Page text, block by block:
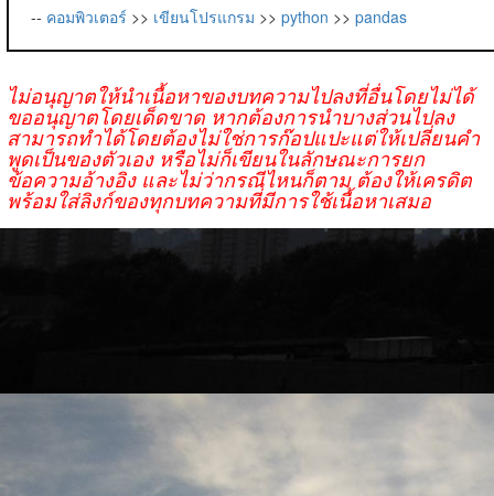
-- คอมพิวเตอร์ >> เขียนโปรแกรม >> python >> pandas
ไม่อนุญาตให้นำเนื้อหาของบทความไปลงที่อื่นโดยไม่ได้
ขออนุญาตโดยเด็ดขาด หากต้องการนำบางส่วนไปลง
สามารถทำได้โดยต้องไม่ใช่การก๊อปแปะแต่ให้เปลี่ยนคำ
พูดเป็นของตัวเอง หรือไม่ก็เขียนในลักษณะการยก
ข้อความอ้างอิง และไม่ว่ากรณีไหนก็ตาม ต้องให้เครดิต
พร้อมใส่ลิงก์ของทุกบทความที่มีการใช้เนื้อหาเสมอ